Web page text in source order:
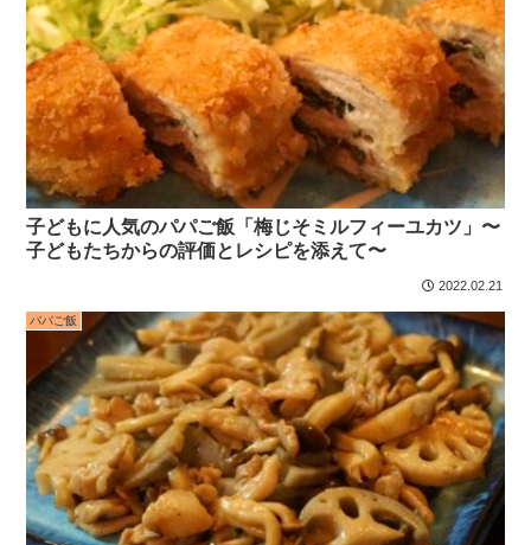
子どもに人気のパパご飯「梅じそミルフィーユカツ」〜
子どもたちからの評価とレシピを添えて〜
2022.02.21
パパご飯